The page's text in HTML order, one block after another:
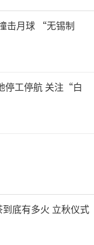
击月球 “无锡制
停工停航 关注“白
底有多火 立秋仪式